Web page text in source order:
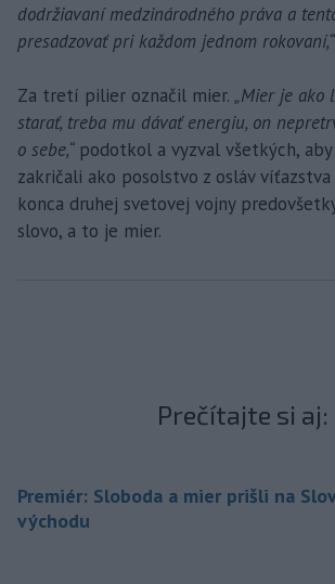
dodržiavaní medzinárodného práva a
presadzovať pri každom jednom rokovaní,“
Za tretí pilier označil mier. „Mier je ako
starať, treba mu dávať energiu, on
o sebe,“ podotkol a vyzval všetkých,
zakričali ako posolstvo z osláv
konca druhej svetovej vojny
slovo, a to je mier.
Prečítajte si aj:
Premiér: Sloboda a mier prišli na
východu